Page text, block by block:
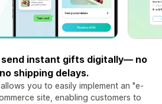
instant gifts digitally— no
shipping delays.
you to easily implement an "e-
site, enabling customers to